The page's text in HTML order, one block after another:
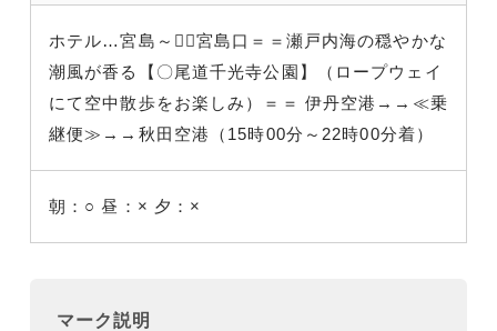
ホテル…宮島～～宮島口＝＝瀬戸内海の穏やかな
潮風が香る【〇尾道千光寺公園】（ロープウェイ
にて空中散歩をお楽しみ）＝＝ 伊丹空港→→≪乗
継便≫→→秋田空港（15時00分～22時00分着）
朝：○ 昼：× 夕：×
マーク説明